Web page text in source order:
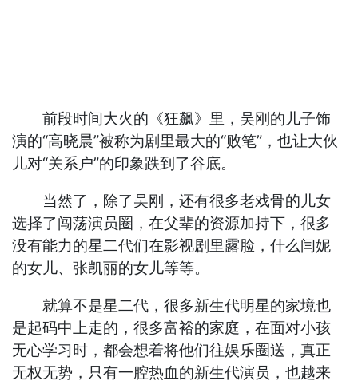
前段时间大火的《狂飙》里，吴刚的儿子饰
演的“高晓晨”被称为剧里最大的“败笔”，也让大伙
儿对“关系户”的印象跌到了谷底。
当然了，除了吴刚，还有很多老戏骨的儿女
选择了闯荡演员圈，在父辈的资源加持下，很多
没有能力的星二代们在影视剧里露脸，什么闫妮
的女儿、张凯丽的女儿等等。
就算不是星二代，很多新生代明星的家境也
是起码中上走的，很多富裕的家庭，在面对小孩
无心学习时，都会想着将他们往娱乐圈送，真正
无权无势，只有一腔热血的新生代演员，也越来